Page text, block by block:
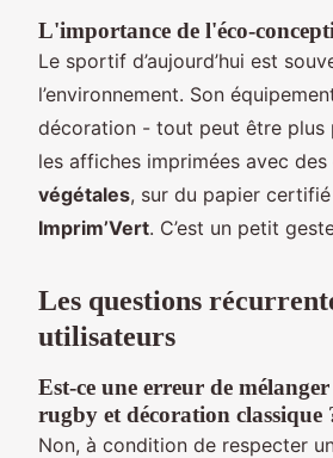
L'importance de l'éco-
Le sportif d’aujourd’hui est
l’environnement. Son
décoration - tout peut être plus
les affiches imprimées avec des
végétales, sur du papier certifié
Imprim’Vert. C’est un petit
Les questions
utilisateurs
Est-ce une erreur de
rugby et décoration classique
Non, à condition de respecter